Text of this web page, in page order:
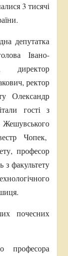
3 тисячі
депутатка
Івано-
директор
ректор
Олександр
гості з
Чопек,
професор
з факультету
почесних
професора